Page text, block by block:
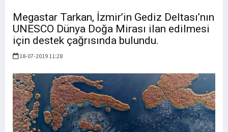
Megastar Tarkan, İzmir’in Gediz Deltası’nın
UNESCO Dünya Doğa Mirası ilan edilmesi
için destek çağrısında bulundu.
18-07-2019 11:28